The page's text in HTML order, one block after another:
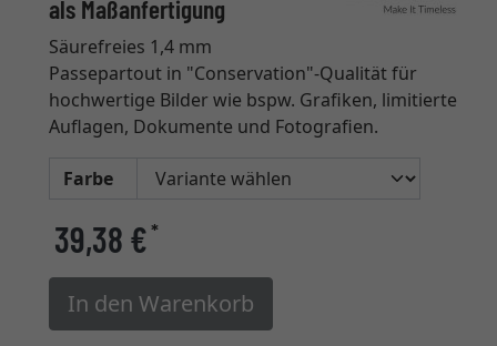
als Maßanfertigung
Säurefreies 1,4 mm
Passepartout in "Conservation"-Qualität für
hochwertige Bilder wie bspw. Grafiken, limitierte
Auflagen, Dokumente und Fotografien.
Farbe
39,38 €*
In den Warenkorb